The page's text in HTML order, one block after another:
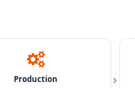
Production ›